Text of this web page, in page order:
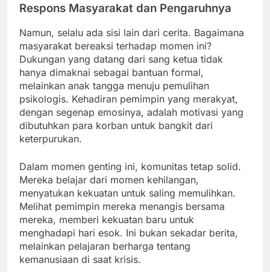
Respons Masyarakat dan Pengaruhnya
Namun, selalu ada sisi lain dari cerita. Bagaimana
masyarakat bereaksi terhadap momen ini?
Dukungan yang datang dari sang ketua tidak
hanya dimaknai sebagai bantuan formal,
melainkan anak tangga menuju pemulihan
psikologis. Kehadiran pemimpin yang merakyat,
dengan segenap emosinya, adalah motivasi yang
dibutuhkan para korban untuk bangkit dari
keterpurukan.
Dalam momen genting ini, komunitas tetap solid.
Mereka belajar dari momen kehilangan,
menyatukan kekuatan untuk saling memulihkan.
Melihat pemimpin mereka menangis bersama
mereka, memberi kekuatan baru untuk
menghadapi hari esok. Ini bukan sekadar berita,
melainkan pelajaran berharga tentang
kemanusiaan di saat krisis.